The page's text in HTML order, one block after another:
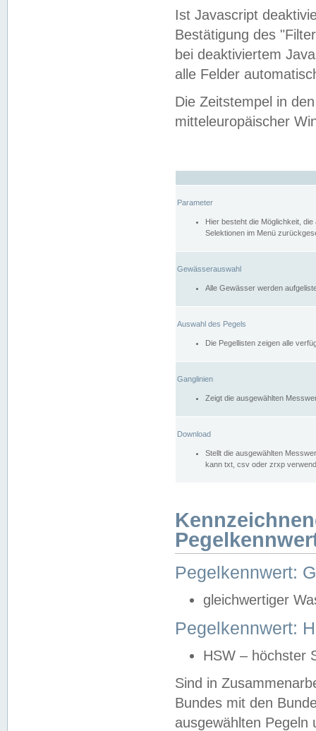
Ist Javascript
Bestätigung des
bei deaktiviertem
alle Felder
Die Zeitstempel in
mitteleuropäischer
Parameter
Hier besteht die Möglichkeit,
Selektionen im Menü
Gewässerauswahl
Alle Gewässer werden
Auswahl des Pegels
Die Pegellisten zeigen alle
Ganglinien
Zeigt die ausgewählten
Download
Stellt die ausgewählten
kann txt, csv oder zrxp
Pegelkennwert:
gleichwertiger
Pegelkennwert:
HSW – höchster
Sind in
Bundes mit den
ausgewählten